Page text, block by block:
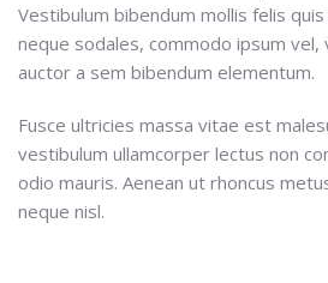
Vestibulum bibendum mollis felis
neque sodales, commodo ipsum vel,
auctor a sem bibendum elementum.
Fusce ultricies massa vitae est
vestibulum ullamcorper lectus non
odio mauris. Aenean ut rhoncus
neque nisl.